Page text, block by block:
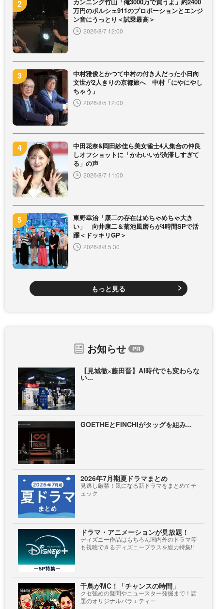
万円のポルシェ911のプロポーションとエンジ
ン音にうっとり＜試乗最高＞
2026/8/7 12:00
中村雅俊とかつて中村の付き人だった小日向
文世が2人きりの京都旅へ 中村「にやにやし
ちゃう」
2026/8/5 12:00
中田花奈&岡田紗佳ら美女雀士4人集合の仲良
しオフショットに「かわいいが渋滞しすぎて
る」の声
2026/8/7 11:00
東野幸治「康二の存在はめちゃめちゃ大き
い」 向井康二＆菊池風磨らが4時間SPで活
躍＜ドッキリGP＞
2026/8/8 5:30
もっと見る
お知らせ
【見城徹×藤田晋】AI時代でも変わらな
い...
GOETHEとFINCHIがタッグを組み...
2026年7月期夏ドラマまとめ
見逃し厳禁！気になる新ドラマをまとめてチ
ェック
ドラマ・アニメーションが見放題！
ディズニー作品はもちろん国内外のドラマ等
も視聴できるディズニープラスを総力特集!!
千鳥がMC！「チャンスの時間」
クセ強めの疑問やニュースター発掘まで！話
題のオリジナルバラエティー